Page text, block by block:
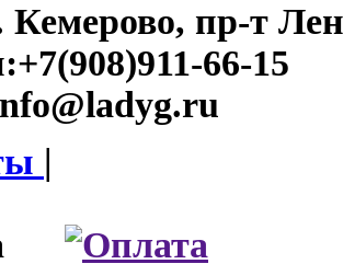
Кемерово, пр-т
+7(908)911-66-15
|